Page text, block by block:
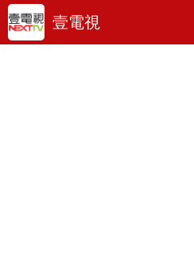
壹電視